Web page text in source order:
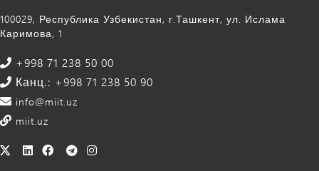
100029, Республика Узбекистан, г.Ташкент, ул. Ислама
Каримова, 1
+998 71 238 50 00
Канц.: +998 71 238 50 90
info@miit.uz
miit.uz